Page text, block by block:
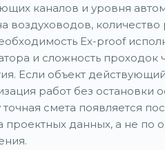
каналов и уровня
воздуховодов,
Еx-proof
и сложность проходок
Если объект
работ без остановки
смета появляется
проектных данных, а не по